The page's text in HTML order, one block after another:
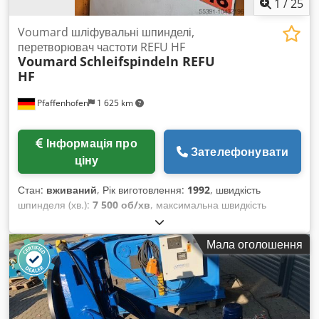
1 /25
Pfaffenhofen 1 625 km
Voumard шліфувальні шпинделі,
перетворювач частоти REFU HF
Voumard Schleifspindeln REFU
HF
ціну
Зателефонувати
Стан: вживаний, Рік виготовлення: 1992, швидкість
шпинделя (хв.): 7 500 об/хв, максимальна швидкість
, 4 двигунові шліфувальні шпинделі
(рідинне охолодження, бар’єрне повітря / масляний туман
для змащення) разом із перетворювачем частоти REFU HF.
Наприклад, для живлення шпинделів на верстаті Voumard
400 CNC T4. Шліфувальний шпиндель GMN TSSV 170-7500
7 500 об/хв, 350В, 19,3A, 7,5кВт, 250 Гц Шліфувальний
шпиндель Voumard BM15-170 15 000 об/хв, 350В, 35A,
Мала оголошення